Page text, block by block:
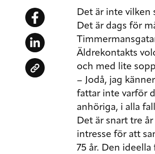
Det är inte vilken
Det är dags för
Äldrekontakts
och med lite
– Jodå, jag
fattar inte varför
anhöriga, i alla
Det är snart tre
intresse för att
75 år. Den